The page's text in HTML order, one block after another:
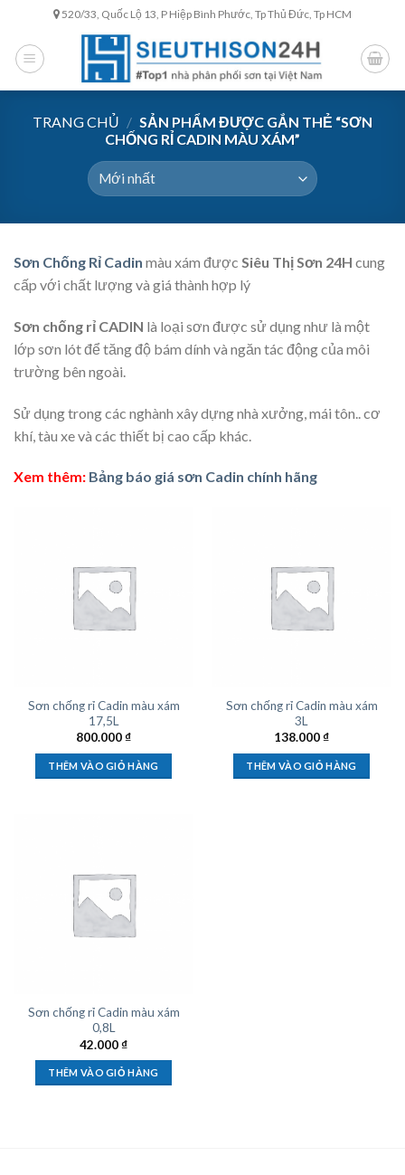
content
520/33, Quốc Lộ 13, P Hiệp Bình Phước, Tp Thủ Đức, Tp HCM
TRANG CHỦ / SẢN PHẨM ĐƯỢC GẮN THẺ “SƠN
CHỐNG RỈ CADIN MÀU XÁM”
Sơn Chống Rỉ Cadin màu xám được Siêu Thị Sơn 24H cung
cấp với chất lượng và giá thành hợp lý
Sơn chống rỉ CADIN là loại sơn được sử dụng như là một
lớp sơn lót để tăng độ bám dính và ngăn tác động của môi
trường bên ngoài.
Sử dụng trong các nghành xây dựng nhà xưởng, mái tôn.. cơ
khí, tàu xe và các thiết bị cao cấp khác.
Xem thêm: Bảng báo giá sơn Cadin chính hãng
Sơn chống rỉ Cadin màu xám
17,5L
800.000₫
THÊM VÀO GIỎ HÀNG
Sơn chống rỉ Cadin màu xám
3L
138.000₫
THÊM VÀO GIỎ HÀNG
Sơn chống rỉ Cadin màu xám
0,8L
42.000₫
THÊM VÀO GIỎ HÀNG